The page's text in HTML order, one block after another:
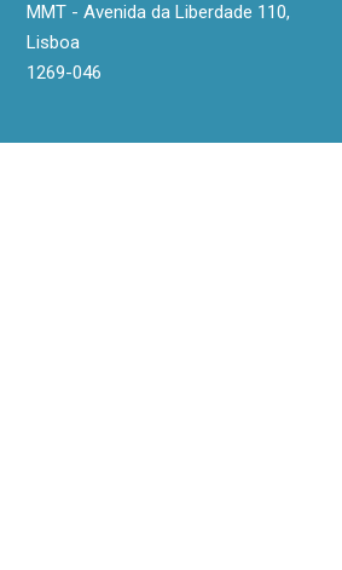
MMT - Avenida da Liberdade 110,
Lisboa
1269-046